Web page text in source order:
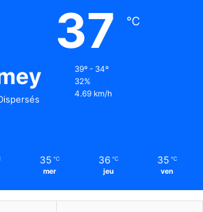
37 ℃
39º - 34º
32%
4.69 km/h
35 ℃
mer
36 ℃
jeu
35 ℃
ven